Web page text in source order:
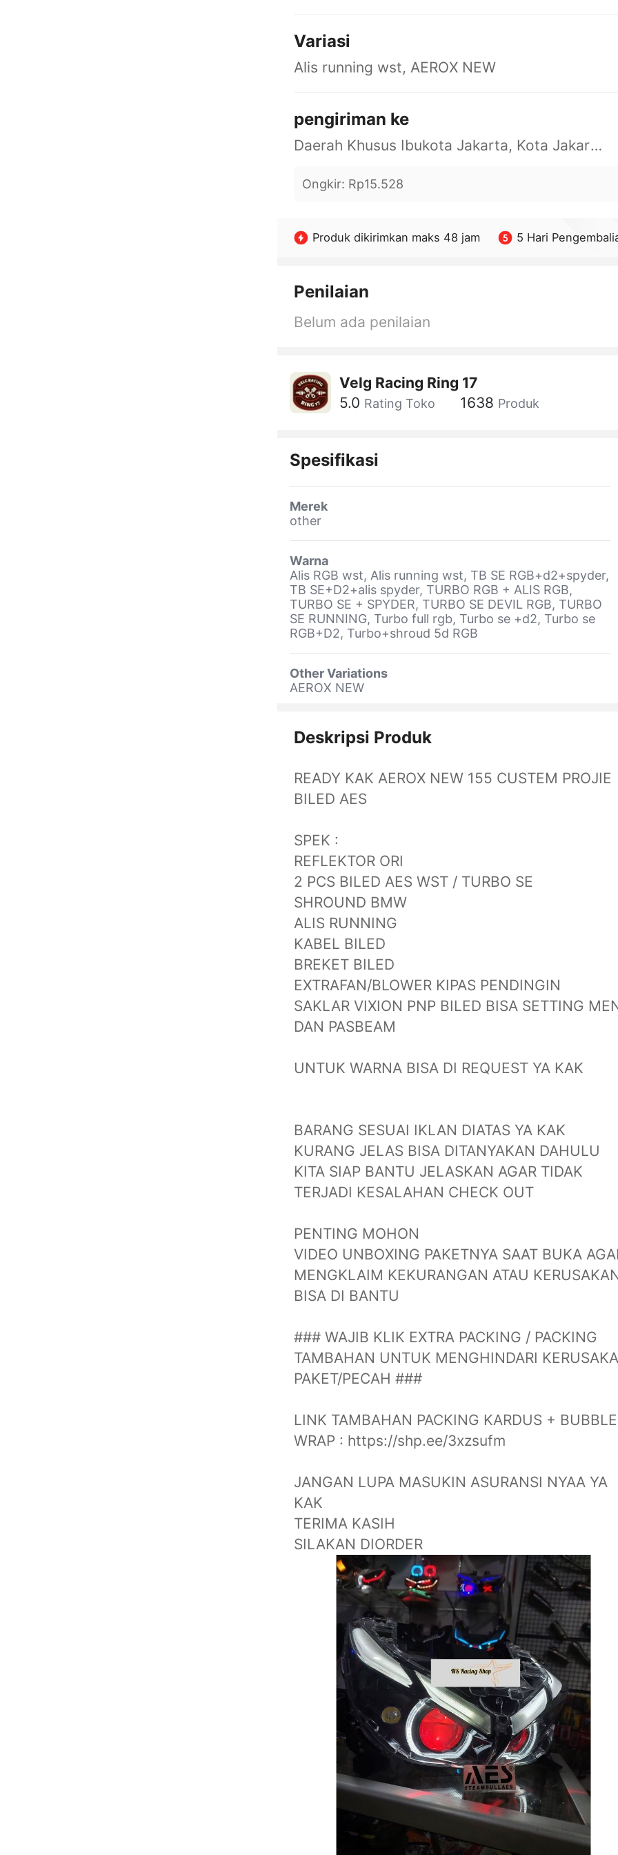
Variasi
Alis running wst, AEROX NEW
pengiriman ke
Daerah Khusus Ibukota Jakarta, Kota Jakarta Barat, Cengkareng, yy
Ongkir: Rp15.528
Produk dikirimkan maks 48 jam 5 Hari
Penilaian
Belum ada penilaian
Velg Racing Ring 17
5.0 Rating Toko 1638 Produk
Spesifikasi
Merek
other
Warna
Alis RGB wst, Alis running wst, TB SE RGB+d2+spyder,
TB SE+D2+alis spyder, TURBO RGB + ALIS RGB,
TURBO SE + SPYDER, TURBO SE DEVIL RGB, TURBO
SE RUNNING, Turbo full rgb, Turbo se +d2, Turbo se
RGB+D2, Turbo+shroud 5d RGB
Other Variations
AEROX NEW
Deskripsi Produk
READY KAK AEROX NEW 155 CUSTEM PROJIE
BILED AES
SPEK :
REFLEKTOR ORI
2 PCS BILED AES WST / TURBO SE
SHROUND BMW
ALIS RUNNING
KABEL BILED
BREKET BILED
EXTRAFAN/BLOWER KIPAS PENDINGIN
SAKLAR VIXION PNP BILED BISA SETTING
DAN PASBEAM
UNTUK WARNA BISA DI REQUEST YA KAK
BARANG SESUAI IKLAN DIATAS YA KAK
KURANG JELAS BISA DITANYAKAN DAHULU
KITA SIAP BANTU JELASKAN AGAR TIDAK
TERJADI KESALAHAN CHECK OUT
PENTING MOHON
VIDEO UNBOXING PAKETNYA SAAT BUKA
MENGKLAIM KEKURANGAN ATAU
BISA DI BANTU
### WAJIB KLIK EXTRA PACKING / PACKING
TAMBAHAN UNTUK MENGHINDARI
PAKET/PECAH ###
LINK TAMBAHAN PACKING KARDUS + BUBBLE
WRAP : https://shp.ee/3xzsufm
JANGAN LUPA MASUKIN ASURANSI NYAA YA
KAK
TERIMA KASIH
SILAKAN DIORDER